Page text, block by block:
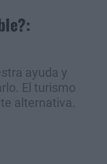
ayuda y
El turismo
alternativa.